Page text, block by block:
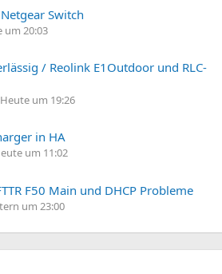
Switch
um 20:03
/ Reolink E1Outdoor und RLC-
Heute um 19:26
in HA
um 11:02
F50 Main und DHCP Probleme
um 23:00